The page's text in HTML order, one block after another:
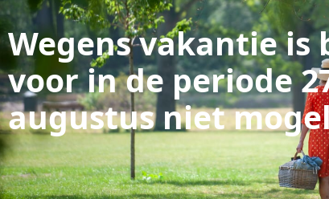
Wegens vakantie is
voor in de periode
augustus niet